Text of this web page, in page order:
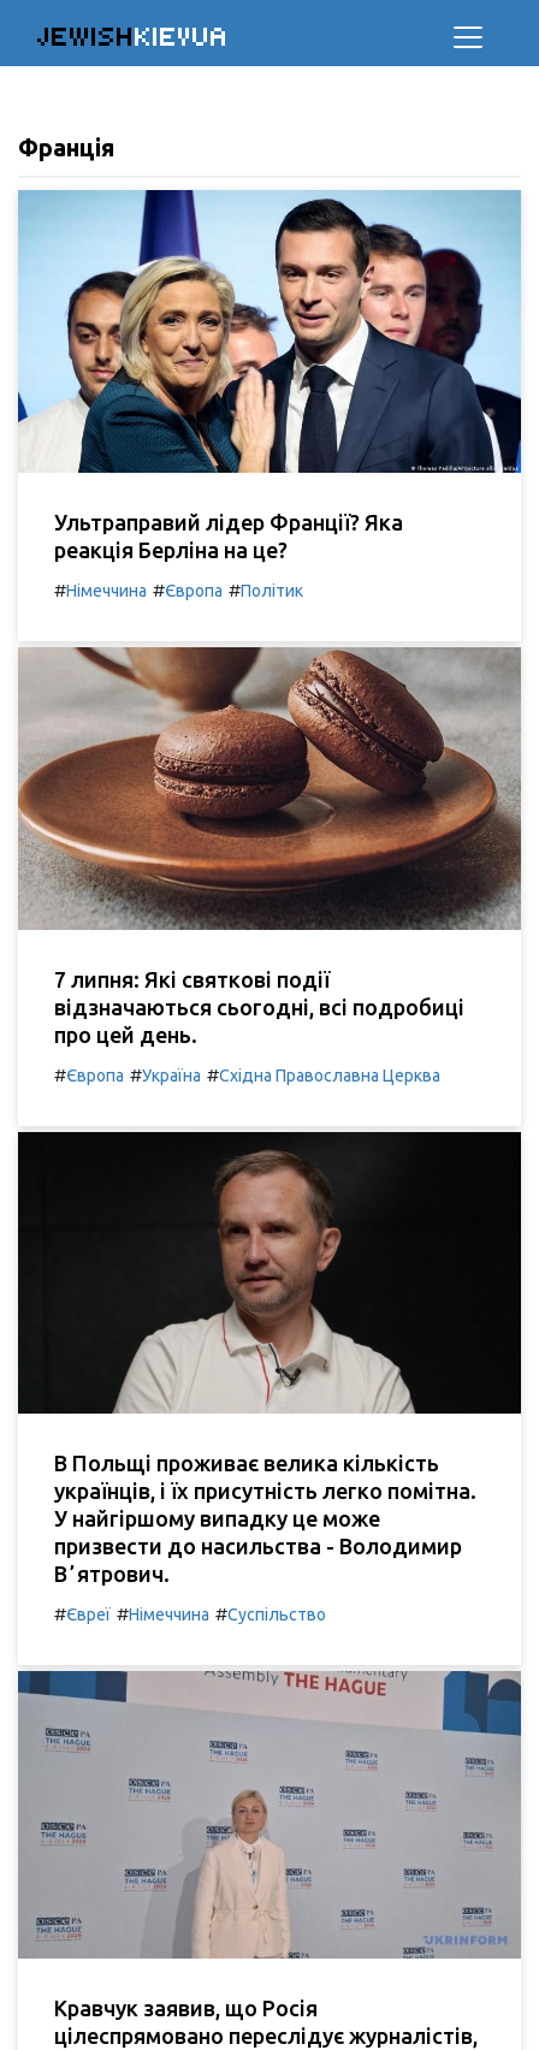
JEWISHKIEVUA
Франція
Ультраправий лідер Франції? Яка
реакція Берліна на це?
#Німеччина #Європа #Політик
7 липня: Які святкові події
відзначаються сьогодні, всі подробиці
про цей день.
#Європа #Україна #Східна Православна Церква
В Польщі проживає велика кількість
українців, і їх присутність легко помітна.
У найгіршому випадку це може
призвести до насильства - Володимир
Вʼятрович.
#Євреї #Німеччина #Суспільство
Кравчук заявив, що Росія
цілеспрямовано переслідує журналістів,